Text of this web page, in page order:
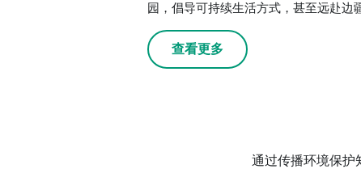
园，倡导可持续生活方式，甚至远赴
查看更多
通过传播环境保护